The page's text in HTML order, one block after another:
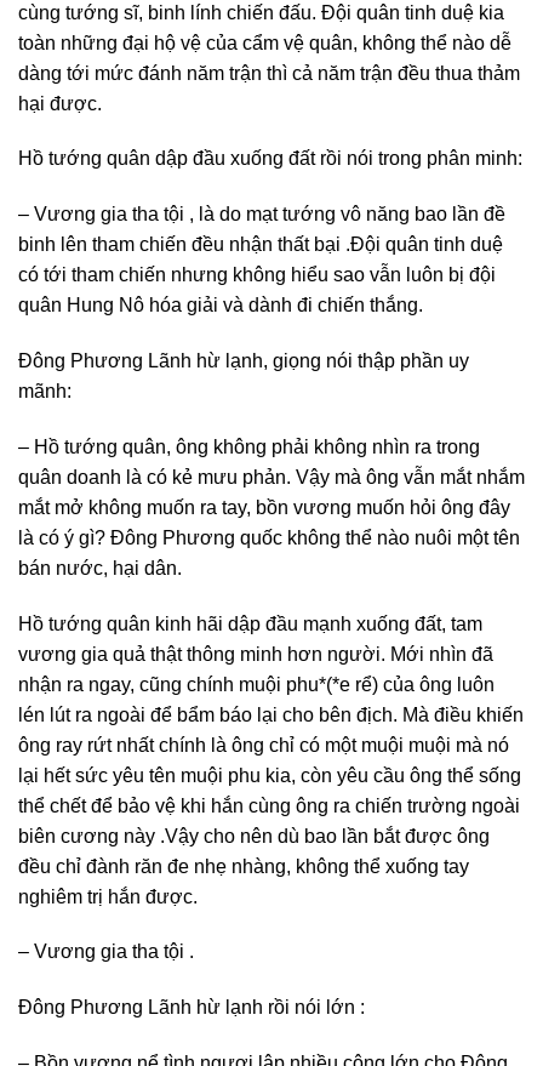
cùng tướng sĩ, binh lính chiến đấu. Đội quân tinh duệ kia
toàn những đại hộ vệ của cẩm vệ quân, không thể nào dễ
dàng tới mức đánh năm trận thì cả năm trận đều thua thảm
hại được.
Hồ tướng quân dập đầu xuống đất rồi nói trong phân minh:
– Vương gia tha tội , là do mạt tướng vô năng bao lần đề
binh lên tham chiến đều nhận thất bại .Đội quân tinh duệ
có tới tham chiến nhưng không hiểu sao vẫn luôn bị đội
quân Hung Nô hóa giải và dành đi chiến thắng.
Đông Phương Lãnh hừ lạnh, giọng nói thập phần uy
mãnh:
– Hồ tướng quân, ông không phải không nhìn ra trong
quân doanh là có kẻ mưu phản. Vậy mà ông vẫn mắt nhắm
mắt mở không muốn ra tay, bồn vương muốn hỏi ông đây
là có ý gì? Đông Phương quốc không thể nào nuôi một tên
bán nước, hại dân.
Hồ tướng quân kinh hãi dập đầu mạnh xuống đất, tam
vương gia quả thật thông minh hơn người. Mới nhìn đã
nhận ra ngay, cũng chính muội phu*(*e rể) của ông luôn
lén lút ra ngoài để bẩm báo lại cho bên địch. Mà điều khiến
ông ray rứt nhất chính là ông chỉ có một muội muội mà nó
lại hết sức yêu tên muội phu kia, còn yêu cầu ông thể sống
thể chết để bảo vệ khi hắn cùng ông ra chiến trường ngoài
biên cương này .Vậy cho nên dù bao lần bắt được ông
đều chỉ đành răn đe nhẹ nhàng, không thể xuống tay
nghiêm trị hắn được.
– Vương gia tha tội .
Đông Phương Lãnh hừ lạnh rồi nói lớn :